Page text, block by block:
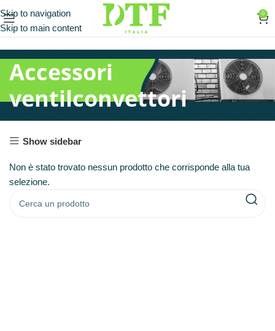
Skip to navigation
Skip to main content
0
Accessori
ventilconvettori
Show sidebar
Non è stato trovato nessun prodotto che corrisponde alla tua
selezione.